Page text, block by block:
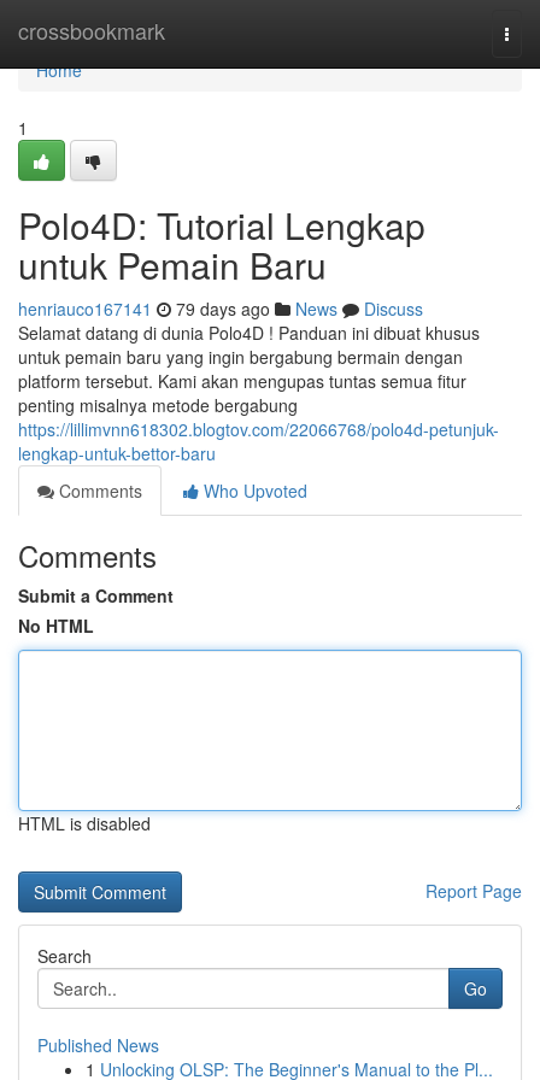
crossbookmark
Home
Home
1
Polo4D: Tutorial Lengkap
untuk Pemain Baru
henriauco167141 79 days ago News
Discuss
Selamat datang di dunia Polo4D ! Panduan ini dibuat khusus
untuk pemain baru yang ingin bergabung bermain dengan
platform tersebut. Kami akan mengupas tuntas semua fitur
penting misalnya metode bergabung
https://lillimvnn618302.blogtov.com/22066768/polo4d-petunjuk-
lengkap-untuk-bettor-baru
Comments
Who Upvoted
Comments
Submit a Comment
No HTML
HTML is disabled
Report Page
Search
Go
Published News
1 Unlocking OLSP: The Beginner's Manual to the Pl...